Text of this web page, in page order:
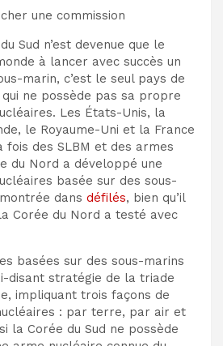
une commission
Sud n’est devenue que le
à lancer avec succès un
marin, c’est le seul pays de
ne possède pas sa propre
Les États-Unis, la
le Royaume-Uni et la France
fois des SLBM et des armes
du Nord a développé une
basée sur des sous-
dans défilés, bien qu’il
Corée du Nord a testé avec
basées sur des sous-marins
disant stratégie de la triade
impliquant trois façons de
: par terre, par air et
la Corée du Sud ne possède